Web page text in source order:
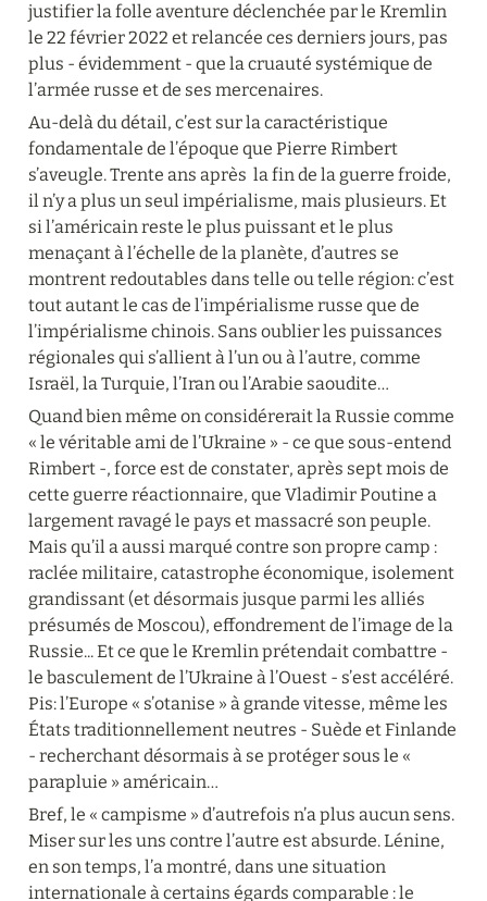
justifier la folle aventure déclenchée par le Kremlin
le 22 février 2022 et relancée ces derniers jours, pas
plus - évidemment - que la cruauté systémique de
l’armée russe et de ses mercenaires.
Au-delà du détail, c’est sur la caractéristique
fondamentale de l’époque que Pierre Rimbert
s’aveugle. Trente ans après  la fin de la guerre froide,
il n’y a plus un seul impérialisme, mais plusieurs. Et
si l’américain reste le plus puissant et le plus
menaçant à l’échelle de la planète, d’autres se
montrent redoutables dans telle ou telle région: c’est
tout autant le cas de l’impérialisme russe que de
l’impérialisme chinois. Sans oublier les puissances
régionales qui s’allient à l’un ou à l’autre, comme
Israël, la Turquie, l’Iran ou l’Arabie saoudite…
Quand bien même on considérerait la Russie comme
« le véritable ami de l’Ukraine » - ce que sous-entend
Rimbert -, force est de constater, après sept mois de
cette guerre réactionnaire, que Vladimir Poutine a
largement ravagé le pays et massacré son peuple.
Mais qu’il a aussi marqué contre son propre camp :
raclée militaire, catastrophe économique, isolement
grandissant (et désormais jusque parmi les alliés
présumés de Moscou), effondrement de l’image de la
Russie... Et ce que le Kremlin prétendait combattre -
le basculement de l’Ukraine à l’Ouest - s’est accéléré.
Pis: l’Europe « s’otanise » à grande vitesse, même les
États traditionnellement neutres - Suède et Finlande
- recherchant désormais à se protéger sous le «
parapluie » américain…
Bref, le « campisme » d’autrefois n’a plus aucun sens.
Miser sur les uns contre l’autre est absurde. Lénine,
en son temps, l’a montré, dans une situation
internationale à certains égards comparable : le